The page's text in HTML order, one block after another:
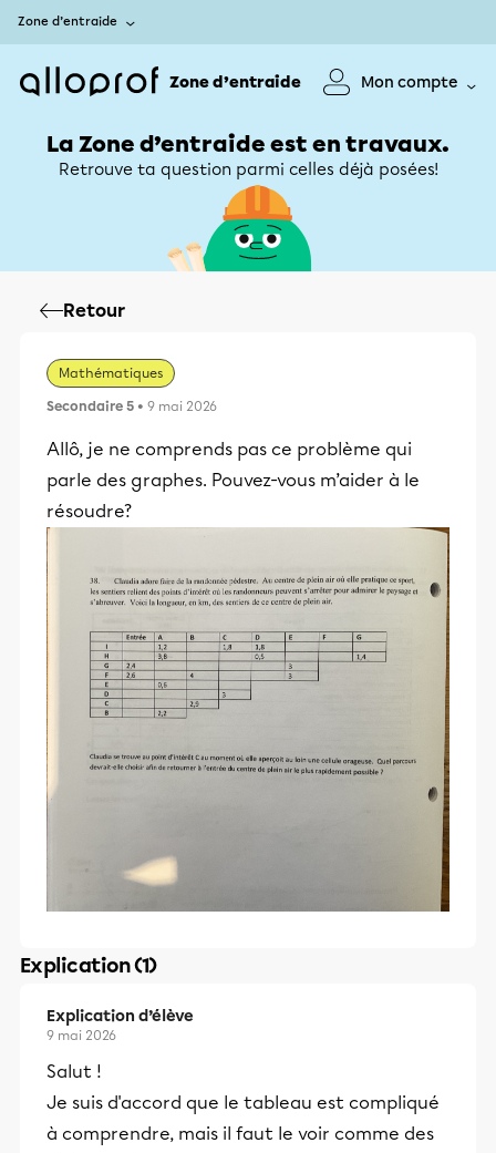
Zone d’entraide
Zone d’entraide Mon compte
La Zone d’entraide est en travaux.
Retrouve ta question parmi celles déjà posées!
Retour
Mathématiques
Secondaire 5 • 9 mai 2026
Allô, je ne comprends pas ce problème qui
parle des graphes. Pouvez-vous m’aider à le
résoudre?
Explication (1)
Explication d’élève
9 mai 2026
Salut !
Je suis d'accord que le tableau est compliqué
à comprendre, mais il faut le voir comme des